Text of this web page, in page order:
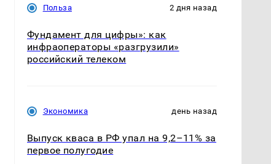
Польза 2 дня назад
Фундамент для цифры»: как
инфраоператоры «разгрузили»
российский телеком
Экономика день назад
Выпуск кваса в РФ упал на 9,2–11% за
первое полугодие